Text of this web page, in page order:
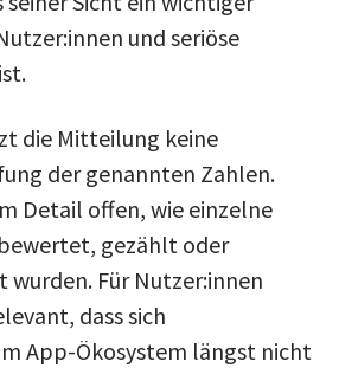
und seriöse
die Mitteilung keine
der genannten Zahlen.
Detail offen, wie einzelne
gezählt oder
Für Nutzer:innen
dass sich
App-Ökosystem längst nicht